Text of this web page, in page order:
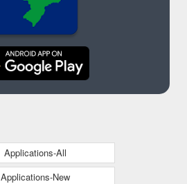
Applications-All
Applications-New